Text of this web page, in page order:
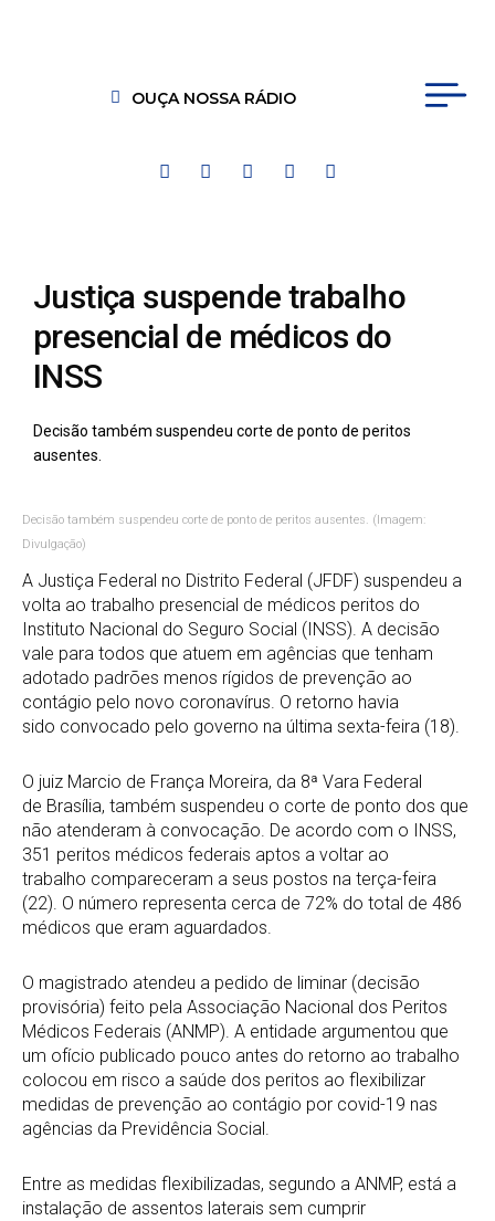
OUÇA NOSSA RÁDIO
Justiça suspende trabalho
presencial de médicos do
INSS
Decisão também suspendeu corte de ponto de peritos
ausentes.
Decisão também suspendeu corte de ponto de peritos ausentes. (Imagem:
Divulgação)
A Justiça Federal no Distrito Federal (JFDF) suspendeu a
volta ao trabalho presencial de médicos peritos do
Instituto Nacional do Seguro Social (INSS). A decisão
vale para todos que atuem em agências que tenham
adotado padrões menos rígidos de prevenção ao
contágio pelo novo coronavírus. O retorno havia
sido convocado pelo governo na última sexta-feira (18).
O juiz Marcio de França Moreira, da 8ª Vara Federal
de Brasília, também suspendeu o corte de ponto dos que
não atenderam à convocação. De acordo com o INSS,
351 peritos médicos federais aptos a voltar ao
trabalho compareceram a seus postos na terça-feira
(22). O número representa cerca de 72% do total de 486
médicos que eram aguardados.
O magistrado atendeu a pedido de liminar (decisão
provisória) feito pela Associação Nacional dos Peritos
Médicos Federais (ANMP). A entidade argumentou que
um ofício publicado pouco antes do retorno ao trabalho
colocou em risco a saúde dos peritos ao flexibilizar
medidas de prevenção ao contágio por covid-19 nas
agências da Previdência Social.
Entre as medidas flexibilizadas, segundo a ANMP, está a
instalação de assentos laterais sem cumprir